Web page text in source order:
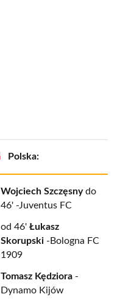
Polska:
Wojciech Szczęsnydo
46' -Juventus FC
od 46' Łukasz
Skorupski -Bologna FC
1909
Tomasz Kędziora -
Dynamo Kijów